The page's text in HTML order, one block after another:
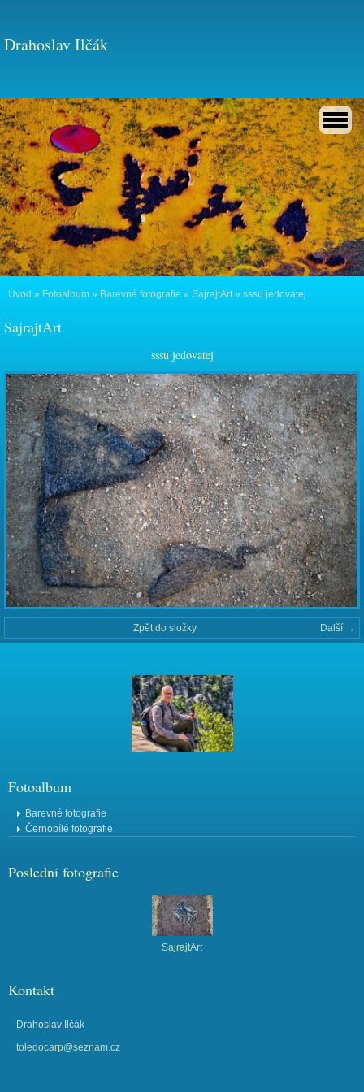
Drahoslav Ilčák
Úvod » Fotoalbum » Barevné fotografie » SajrajtArt» sssu jedovatej
SajrajtArt
sssu jedovatej
Další →
Zpět do složky
Fotoalbum
Barevné fotografie
Černobílé fotografie
Poslední fotografie
SajrajtArt
Kontakt
Drahoslav Ilčák
toledocarp@seznam.cz